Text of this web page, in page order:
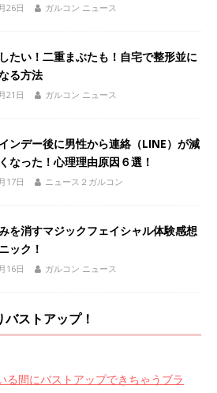
26日 ガルコン ニュース
たい！二重まぶたも！自宅で整形並に
る方法
21日 ガルコン ニュース
ンデー後に男性から連絡（LINE）が減
なった！心理理由原因６選！
17日 ニュース２ガルコン
を消すマジックフェイシャル体験感想
ック！
16日 ガルコン ニュース
ストアップ！
る間にバストアップできちゃうブラ